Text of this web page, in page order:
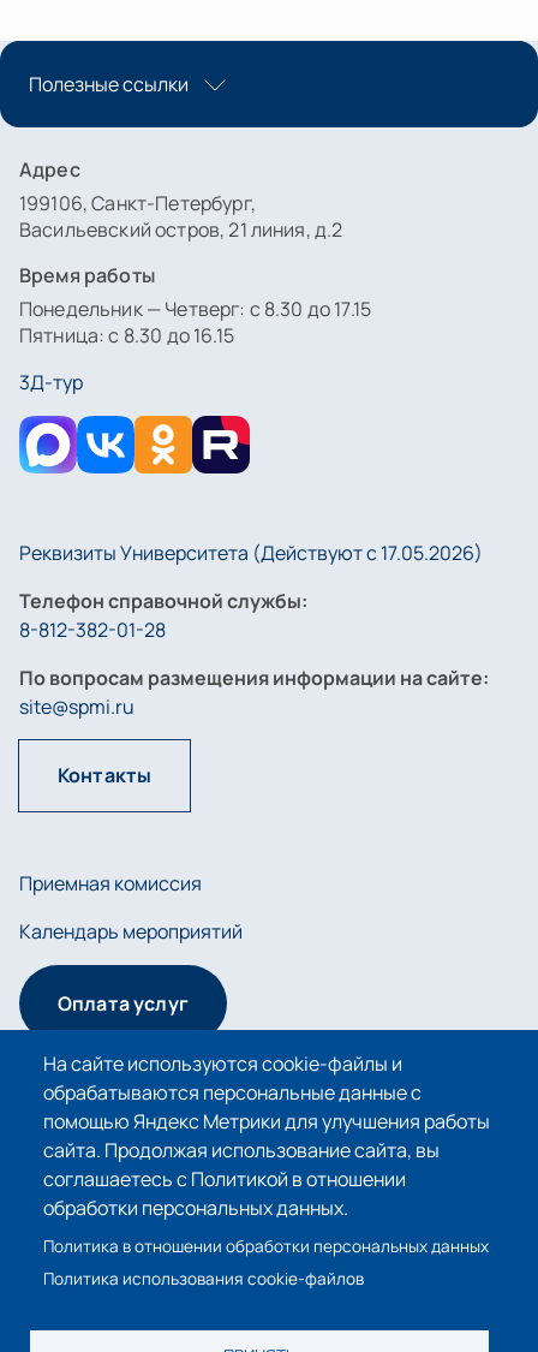
На сайте используются cookie-файлы и
обрабатываются персональные данные с
помощью Яндекс Метрики для улучшения работы
сайта. Продолжая использование сайта, вы
соглашаетесь с Политикой в отношении
обработки персональных данных.
Политика в отношении обработки персональных данных
Политика использования cookie-файлов
Полезные ссылки
Адрес
199106, Санкт-Петербург,
Васильевский остров, 21 линия, д.2
Время работы
Понедельник — Четверг: с 8.30 до 17.15
Пятница: с 8.30 до 16.15
3Д-тур
Реквизиты Университета (Действуют с 17.05.2026)
Телефон справочной службы:
8-812-382-01-28
По вопросам размещения информации на сайте:
site@spmi.ru
Контакты
Приемная комиссия
Календарь мероприятий
Оплата услуг
Сведения об образовательной организации
Политика в отношении обработки персональных
данных
Политика использования cookie-файлов